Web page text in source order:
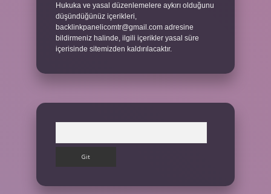
Hukuka ve yasal düzenlemelere aykırı olduğunu
düşündüğünüz içerikleri,
backlinkpanelicomtr@gmail.com adresine
bildirmeniz halinde, ilgili içerikler yasal süre
içerisinde sitemizden kaldırılacaktır.